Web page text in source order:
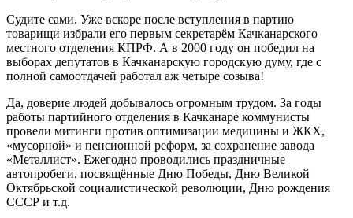
Судите сами. Уже вскоре после вступления в партию
товарищи избрали его первым секретарём Качканарского
местного отделения КПРФ. А в 2000 году он победил на
выборах депутатов в Качканарскую городскую думу, где с
полной самоотдачей работал аж четыре созыва!
Да, доверие людей добывалось огромным трудом. За годы
работы партийного отделения в Качканаре коммунисты
провели митинги против оптимизации медицины и ЖКХ,
«мусорной» и пенсионной реформ, за сохранение завода
«Металлист». Ежегодно проводились праздничные
автопробеги, посвящённые Дню Победы, Дню Великой
Октябрьской социалистической революции, Дню рождения
СССР и т.д.